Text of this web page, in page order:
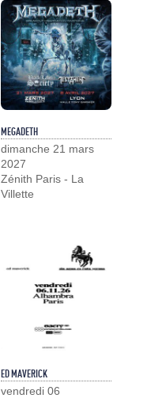
MEGADETH
dimanche 21 mars
2027
Zénith Paris - La
Villette
ED MAVERICK
vendredi 06